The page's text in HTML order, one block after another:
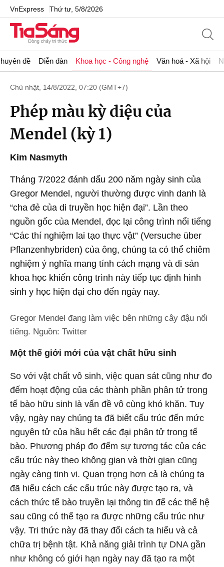
VnExpress Thứ tư, 5/8/2026
đề Diễn đàn Khoa học - Công nghệ Văn hoá - Xã hội
Chủ nhật, 14/8/2022, 07:20 (GMT+7)
Phép màu kỳ diệu của
Mendel (kỳ 1)
Kim Nasmyth
Tháng 7/2022 đánh dấu 200 năm ngày sinh của
Gregor Mendel, người thường được vinh danh là
“cha đẻ của di truyền học hiện đại”. Lần theo
nguồn gốc của Mendel, đọc lại công trình nổi tiếng
“Các thí nghiệm lai tạo thực vật” (Versuche über
Pflanzenhybriden) của ông, chúng ta có thể chiêm
nghiệm ý nghĩa mang tính cách mạng và di sản
khoa học khiến công trình này tiếp tục định hình
sinh y học hiện đại cho đến ngày nay.
Gregor Mendel đang làm việc bên những cây đậu nổi
tiếng. Nguồn: Twitter
Một thế giới mới của vật chất hữu sinh
So với vật chất vô sinh, việc quan sát cũng như đo
đếm hoạt động của các thành phần phân tử trong
tế bào hữu sinh là vấn đề vô cùng khó khăn. Tuy
vậy, ngày nay chúng ta đã biết cấu trúc đến mức
nguyên tử của hầu hết các đại phân tử trong tế
bào. Phương pháp đo đếm sự tương tác của các
cấu trúc này theo không gian và thời gian cũng
ngày càng tinh vi. Quan trọng hơn cả là chúng ta
đã hiểu cách các cấu trúc này được tạo ra, và
cách thức tế bào truyền lại thông tin để các thế hệ
sau cũng có thể tạo ra được những cấu trúc như
vậy. Tri thức này đã thay đổi cách ta hiểu và cả
chữa trị bệnh tật. Khả năng giải trình tự DNA gần
như không có giới hạn ngày nay đã tạo ra một